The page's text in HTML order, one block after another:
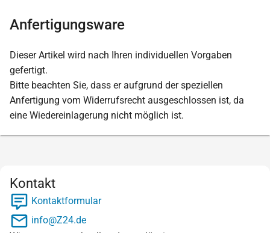
Anfertigungsware
Dieser Artikel wird nach Ihren individuellen Vorgaben
gefertigt.
Bitte beachten Sie, dass er aufgrund der speziellen
Anfertigung vom Widerrufsrecht ausgeschlossen ist, da
eine Wiedereinlagerung nicht möglich ist.
Kontakt
Kontaktformular
info@Z24.de